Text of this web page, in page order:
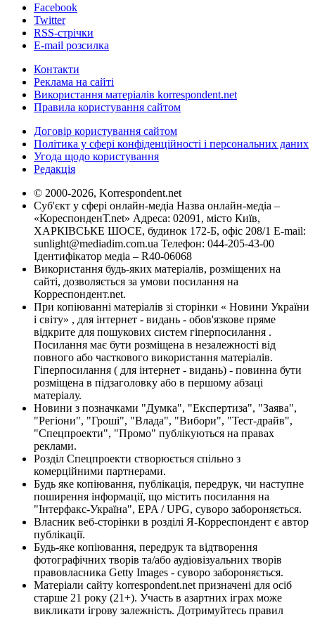
Facebook
Twitter
RSS-стрічки
E-mail розсилка
Контакти
Реклама на сайті
Використання матеріалів korrespondent.net
Правила користування сайтом
Договір користування сайтом
Політика у сфері конфіденційності і персональних даних
Угода щодо користування
Редакція
© 2000-2026, Korrespondent.net
Суб'єкт у сфері онлайн-медіа Назва онлайн-медіа –
«КореспонденТ.net» Адреса: 02091, місто Київ,
ХАРКІВСЬКЕ ШОСЕ, будинок 172-Б, офіс 208/1 E-mail:
sunlight@mediadim.com.ua Телефон: 044-205-43-00
Ідентифікатор медіа – R40-06068
Використання будь-яких матеріалів, розміщених на
сайті, дозволяється за умови посилання на
Корреспондент.net.
При копіюванні матеріалів зі сторінки « Новини України
і світу» , для інтернет - видань - обов'язкове пряме
відкрите для пошукових систем гіперпосилання .
Посилання має бути розміщена в незалежності від
повного або часткового використання матеріалів.
Гіперпосилання ( для інтернет - видань) - повинна бути
розміщена в підзаголовку або в першому абзаці
матеріалу.
Новини з позначками "Думка", "Експертиза", "Заява",
"Регіони", "Гроші", "Влада", "Вибори", "Тест-драйв",
"Спецпроекти", "Промо" публікуються на правах
реклами.
Розділ Спецпроекти створюється спільно з
комерційними партнерами.
Будь яке копіювання, публікація, передрук, чи наступне
поширення інформації, що містить посилання на
"Інтерфакс-Україна", EPA / UPG, суворо забороняється.
Власник веб-сторінки в розділі Я-Корреспондент є автор
публікації.
Будь-яке копіювання, передрук та відтворення
фотографічних творів та/або аудіовізуальних творів
правовласника Getty Images - суворо забороняється.
Матеріали сайту korrespondent.net призначені для осіб
старше 21 року (21+). Участь в азартних іграх може
викликати ігрову залежність. Дотримуйтесь правил